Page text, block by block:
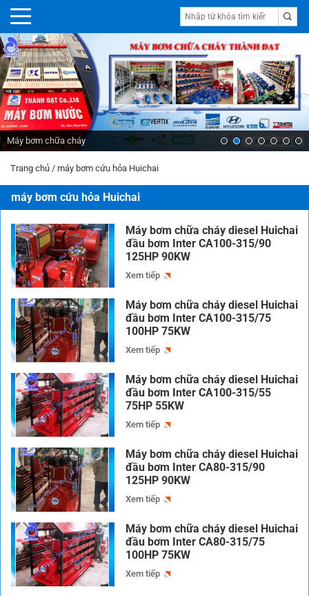
Máy bơm chữa cháy
Trang chủ / máy bơm cứu hỏa Huichai
máy bơm cứu hỏa Huichai
Máy bơm chữa cháy diesel Huichai
đầu bơm Inter CA100-315/90
125HP 90KW
Xem tiếp
Máy bơm chữa cháy diesel Huichai
đầu bơm Inter CA100-315/75
100HP 75KW
Xem tiếp
Máy bơm chữa cháy diesel Huichai
đầu bơm Inter CA100-315/55
75HP 55KW
Xem tiếp
Máy bơm chữa cháy diesel Huichai
đầu bơm Inter CA80-315/90
125HP 90KW
Xem tiếp
Máy bơm chữa cháy diesel Huichai
đầu bơm Inter CA80-315/75
100HP 75KW
Xem tiếp